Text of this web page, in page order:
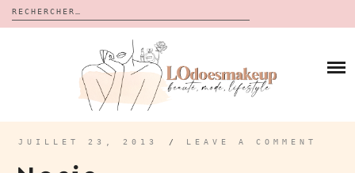
Rechercher :
CALENDRIERS DE L’AVENT
BON PLAN
À PROPOS
JUILLET 23, 2013 / LEAVE A COMMENT